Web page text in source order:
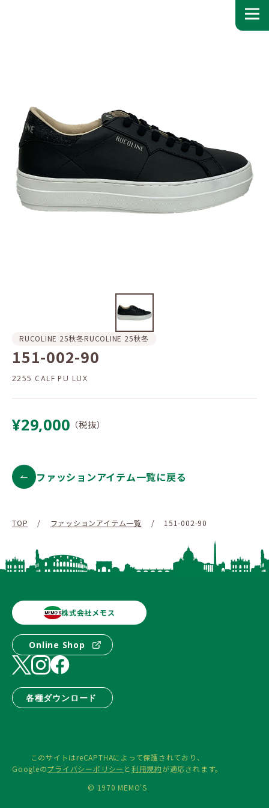
RUCOLINE 25秋冬RUCOLINE 25秋冬
151-002-90
2255 CALF PU LUX
¥29,000 （税抜）
ファッションアイテム一覧に戻る
TOP / ファッションアイテム一覧 / 151-002-90
株式会社メモス
Online Shop
各種ダウンロード
このサイトはreCAPTHAによって保護されており、
Googleのプライバシーポリシー と利用規約が適応されます。
© 1970 MEMO'S